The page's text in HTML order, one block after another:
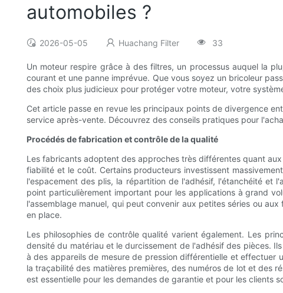
automobiles ?
2026-05-05 Huachang Filter 33
Un moteur respire grâce à des filtres, un processus auquel la
courant et une panne imprévue. Que vous soyez un bricoleur
des choix plus judicieux pour protéger votre moteur, votre
Cet article passe en revue les principaux points de divergence
service après-vente. Découvrez des conseils pratiques pour
Procédés de fabrication et contrôle de la qualité
Les fabricants adoptent des approches très différentes quant
fiabilité et le coût. Certains producteurs investissent
l'espacement des plis, la répartition de l'adhésif, l'étanchéité et
point particulièrement important pour les applications à grand
l'assemblage manuel, qui peut convenir aux petites séries ou
en place.
Les philosophies de contrôle qualité varient également. Les
densité du matériau et le durcissement de l'adhésif des pièces.
à des appareils de mesure de pression différentielle et effectuer
la traçabilité des matières premières, des numéros de lot et des
est essentielle pour les demandes de garantie et pour les clients